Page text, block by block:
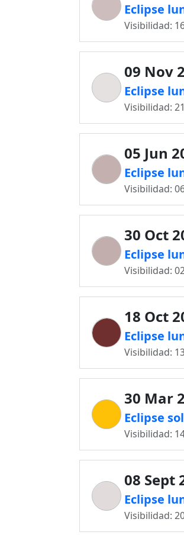
Eclipse
Visibilidad:
09 Nov
Eclipse
Visibilidad:
05 Jun
Eclipse
Visibilidad:
30 Oct
Eclipse
Visibilidad:
18 Oct
Eclipse
Visibilidad:
30 Mar
Eclipse
Visibilidad:
08 Sept
Eclipse
Visibilidad: